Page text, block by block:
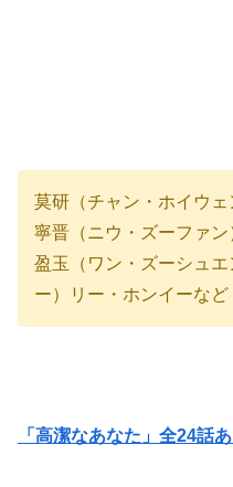
莫研（チャン・ホイウェ
寧晋（ニウ・ズーファ
盈玉（ワン・ズーシュ
ー）リー・ホンイーなど
「高潔なあなた」全24話